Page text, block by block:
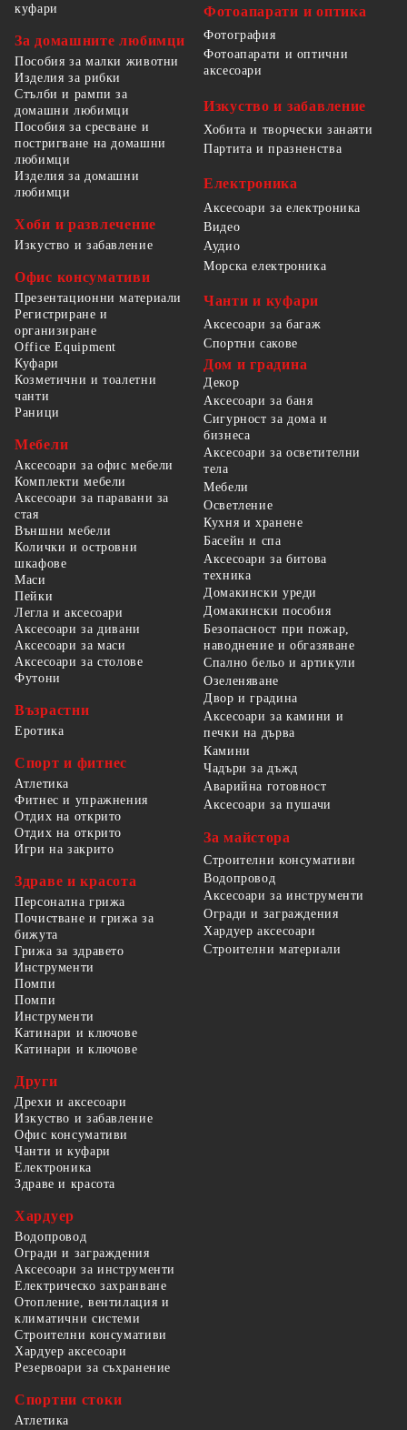
куфари
За домашните любимци
Пособия за малки животни
Изделия за рибки
Стълби и рампи за
домашни любимци
Пособия за сресване и
постригване на домашни
любимци
Изделия за домашни
любимци
Хоби и развлечение
Изкуство и забавление
Офис консумативи
Презентационни материали
Регистриране и
организиране
Office Equipment
Фотоапарати и оптика
Фотография
Фотоапарати и оптични
аксесоари
Изкуство и забавление
Хобита и творчески занаяти
Партита и празненства
Електроника
Аксесоари за електроника
Видео
Аудио
Морска електроника
Чанти и куфари
Аксесоари за багаж
Спортни сакове
Куфари
Козметични и тоалетни
чанти
Раници
Мебели
Аксесоари за офис мебели
Комплекти мебели
Аксесоари за паравани за
стая
Външни мебели
Колички и островни
шкафове
Маси
Пейки
Легла и аксесоари
Аксесоари за дивани
Аксесоари за маси
Аксесоари за столове
Футони
Възрастни
Еротика
Спорт и фитнес
Атлетика
Фитнес и упражнения
Отдих на открито
Отдих на открито
Игри на закрито
Здраве и красота
Персонална грижа
Почистване и грижа за
бижута
Грижа за здравето
Дом и градина
Декор
Аксесоари за баня
Сигурност за дома и
бизнеса
Аксесоари за осветителни
тела
Мебели
Осветление
Кухня и хранене
Басейн и спа
Аксесоари за битова
техника
Домакински уреди
Домакински пособия
Безопасност при пожар,
наводнение и обгазяване
Спално бельо и артикули
Озеленяване
Двор и градина
Аксесоари за камини и
печки на дърва
Камини
Чадъри за дъжд
Аварийна готовност
Аксесоари за пушачи
За майстора
Строителни консумативи
Водопровод
Аксесоари за инструменти
Огради и заграждения
Хардуер аксесоари
Строителни материали
Инструменти
Помпи
Помпи
Инструменти
Катинари и ключове
Катинари и ключове
Други
Дрехи и аксесоари
Изкуство и забавление
Офис консумативи
Чанти и куфари
Електроника
Здраве и красота
Хардуер
Водопровод
Огради и заграждения
Аксесоари за инструменти
Електрическо захранване
Отопление, вентилация и
климатични системи
Строителни консумативи
Хардуер аксесоари
Резервоари за съхранение
Спортни стоки
Атлетика